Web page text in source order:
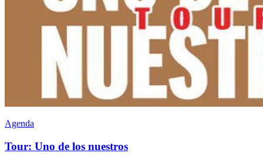
Agenda
Tour: Uno de los nuestros